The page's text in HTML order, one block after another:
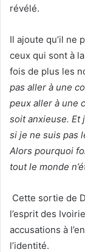
révélé.
Il ajoute qu’il ne
ceux qui sont à
fois de plus les
pas aller à une
peux aller à une
soit anxieuse. Et
si je ne suis pas
Alors pourquoi
tout le monde
Cette sortie de
l’esprit des
accusations à
l’identité.